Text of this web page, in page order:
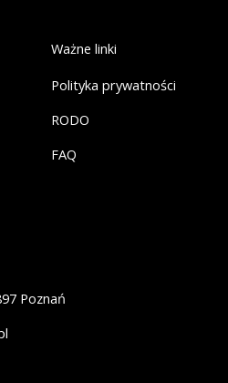
Ważne linki
Polityka prywatności
RODO
FAQ
Poznań